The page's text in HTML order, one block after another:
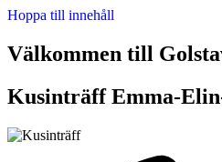
Hoppa till innehåll
Välkommen till
Kusinträff Emma-